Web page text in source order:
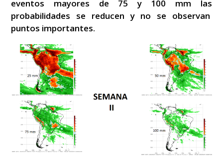
eventos mayores de 75 y 100 mm las
probabilidades se reducen y no se observan
puntos importantes.